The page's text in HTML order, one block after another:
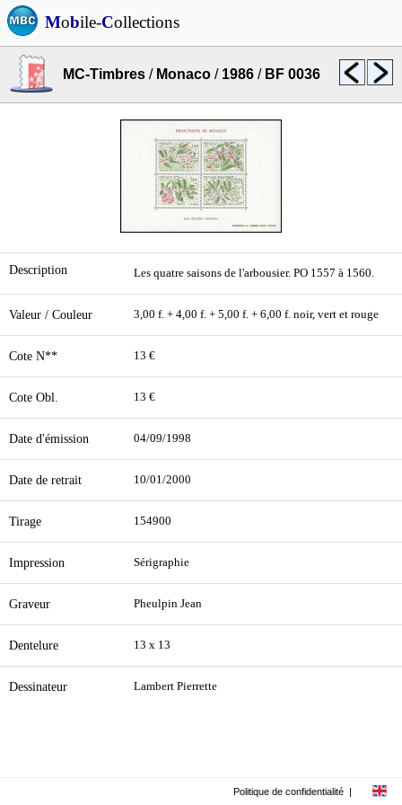
Mobile-Collections
MC-Timbres / Monaco / 1986 / BF 0036
Description Les quatre saisons de l'arbousier. PO 1557 à 1560.
Valeur / Couleur 3,00 f. + 4,00 f. + 5,00 f. + 6,00 f. noir, vert et rouge
Cote N** 13 €
Cote Obl. 13 €
Date d'émission 04/09/1998
Date de retrait 10/01/2000
Tirage 154900
Impression Sérigraphie
Graveur Pheulpin Jean
Dentelure 13 x 13
Dessinateur Lambert Pierrette
Politique de confidentialité |